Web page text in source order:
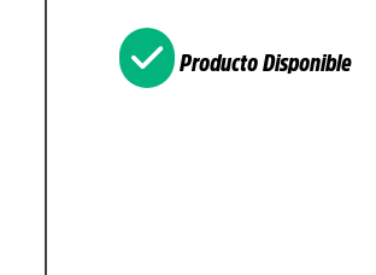
Producto Disponible